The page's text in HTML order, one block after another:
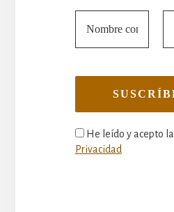
He leído y acepto la
Privacidad